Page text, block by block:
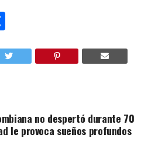
Compartir
no despertó durante 70
le provoca sueños profundos